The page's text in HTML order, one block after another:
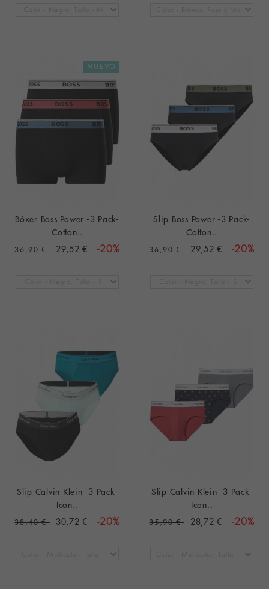
NUEVO
Bóxer Boss Power -3 Pack-
Cotton..
36,90 € 29,52 € -20%
Slip Boss Power -3 Pack-
Cotton..
36,90 € 29,52 € -20%
Slip Calvin Klein -3 Pack-
Icon..
38,40 € 30,72 € -20%
Slip Calvin Klein -3 Pack-
Icon..
35,90 € 28,72 € -20%